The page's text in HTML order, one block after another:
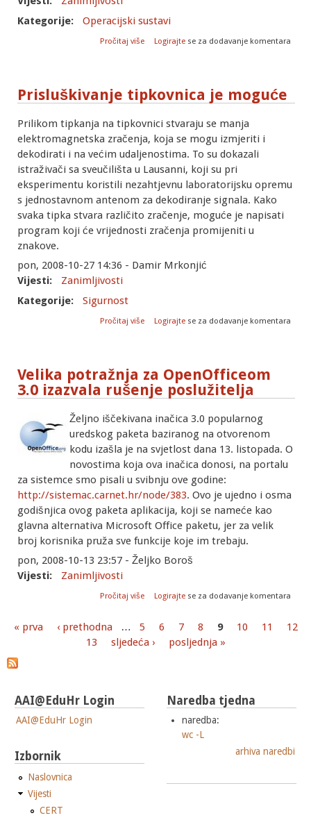
Kategorije:
Operacijski sustavi
Pročitaj više o Treći Ubuntu Linux install fest
Logirajte se za dodavanje komentara
Prisluškivanje tipkovnica je moguće
Prilikom tipkanja na tipkovnici stvaraju se manja
elektromagnetska zračenja, koja se mogu izmjeriti i
dekodirati i na većim udaljenostima. To su dokazali
istraživači sa sveučilišta u Lausanni, koji su pri
eksperimentu koristili nezahtjevnu laboratorijsku opremu
s jednostavnom antenom za dekodiranje signala. Kako
svaka tipka stvara različito zračenje, moguće je napisati
program koji će vrijednosti zračenja promijeniti u
znakove.
pon, 2008-10-27 14:36 - Damir Mrkonjić
Vijesti:
Zanimljivosti
Kategorije:
Sigurnost
Pročitaj više o Prisluškivanje tipkovnica je moguće
Logirajte se za dodavanje komentara
Velika potražnja za OpenOfficeom
3.0 izazvala rušenje poslužitelja
Željno iščekivana inačica 3.0 popularnog
uredskog paketa baziranog na otvorenom
kodu izašla je na svjetlost dana 13. listopada. O
novostima koja ova inačica donosi, na portalu
za sistemce smo pisali u svibnju ove godine:
http://sistemac.carnet.hr/node/383. Ovo je ujedno i osma
godišnjica ovog paketa aplikacija, koji se nameće kao
glavna alternativa Microsoft Office paketu, jer za velik
broj korisnika pruža sve funkcije koje im trebaju.
pon, 2008-10-13 23:57 - Željko Boroš
Vijesti:
Zanimljivosti
Pročitaj više
o Velika potražnja za OpenOfficeom 3.0
Logirajte se za dodavanje komentara
« prva ‹ prethodna … 5 6 7 8 9 10 11
12
13
sljedeća › posljednja »
AAI@EduHr Login
AAI@EduHr Login
Izbornik
Naslovnica
Vijesti
CERT
Naredba tjedna
naredba:
wc -L
arhiva naredbi